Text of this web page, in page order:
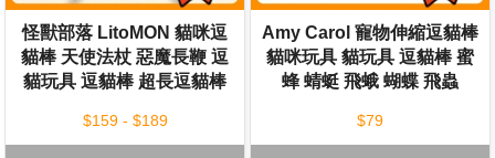
怪獸部落 LitoMON 貓咪逗
貓棒 天使法杖 惡魔長鞭 逗
貓玩具 逗貓棒 超長逗貓棒
$159 - $189
Amy Carol 寵物伸縮逗貓棒
貓咪玩具 貓玩具 逗貓棒 蜜
蜂 蜻蜓 飛蛾 蝴蝶 飛蟲
$79